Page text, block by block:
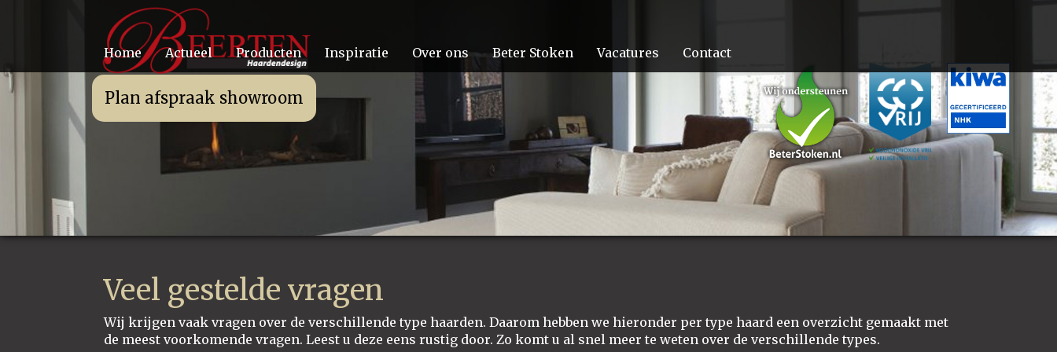
Home Actueel Producten Inspiratie Over ons Beter Stoken Vacatures Contact
Plan afspraak showroom
Veel gestelde vragen
Wij krijgen vaak vragen over de verschillende type haarden. Daarom hebben we hieronder per type haard een overzicht gemaakt met
de meest voorkomende vragen. Leest u deze eens rustig door. Zo komt u al snel meer te weten over de verschillende types.